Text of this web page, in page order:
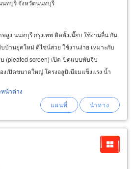
นทบุรี จังหวัดนนทบุรี
ง นนทบุรี กรุงเทพ ติดตั้งเนี๊ยบ ใช้งานลื่น กัน
บ้านยุคใหม่ ดีไซน์สวย ใช้งานง่าย เหมาะกับ
(pleated screen) เปิด-ปิดแบบพับจีบ
งเปิดขนาดใหญ่ โครงอลูมิเนียมแข็งแรง น้ำ
น้าต่าง